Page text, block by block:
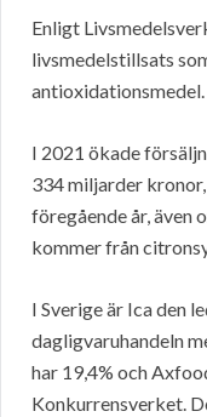
Enligt
livsmedelstillsats
antioxidationsmedel.
I 2021 ökade
334 miljarder
föregående år, även
kommer från
I Sverige är Ica den
dagligvaruhandeln
har 19,4% och
Konkurrensverket.